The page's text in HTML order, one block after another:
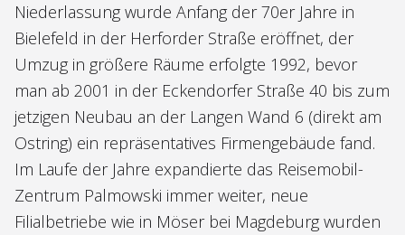
Niederlassung wurde Anfang der 70er Jahre in
Bielefeld in der Herforder Straße eröffnet, der
Umzug in größere Räume erfolgte 1992, bevor
man ab 2001 in der Eckendorfer Straße 40 bis zum
jetzigen Neubau an der Langen Wand 6 (direkt am
Ostring) ein repräsentatives Firmengebäude fand.
Im Laufe der Jahre expandierte das Reisemobil-
Zentrum Palmowski immer weiter, neue
Filialbetriebe wie in Möser bei Magdeburg wurden